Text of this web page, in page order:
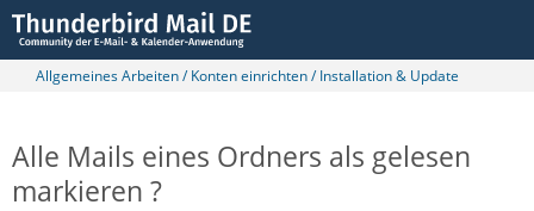
Allgemeines Arbeiten / Konten einrichten / Installation & Update
Alle Mails eines Ordners als gelesen
markieren ?